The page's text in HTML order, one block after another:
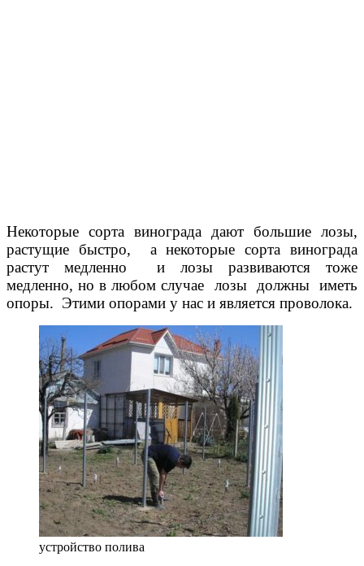
Некоторые сорта винограда дают большие лозы,
растущие быстро, а некоторые сорта винограда
растут медленно и лозы развиваются тоже
медленно, но в любом случае лозы должны иметь
опоры. Этими опорами у нас и является проволока.
устройство полива